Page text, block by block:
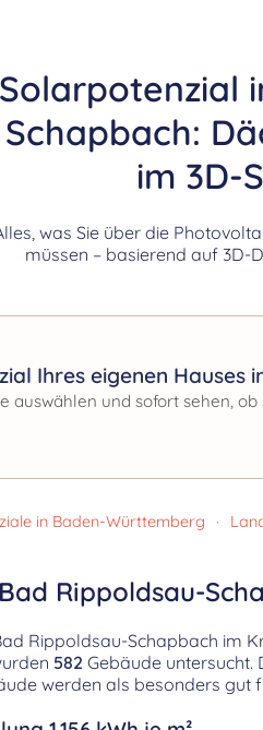
Solarpotenzial
Schapbach:
im 3D-
was Sie über die
müssen – basierend auf 3D-
Ihres eigenen Hauses
auswählen und sofort sehen, ob
in Baden-Württemberg ·
Rippoldsau-
Rippoldsau-Schapbach im
582 Gebäude untersucht.
werden als besonders gut